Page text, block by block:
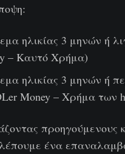
ηλικίας 3 μηνών ή
– Καυτό Χρήμα)
ηλικίας 3 μηνών ή
Money – Χρήμα των
προηγούμενους
ένα